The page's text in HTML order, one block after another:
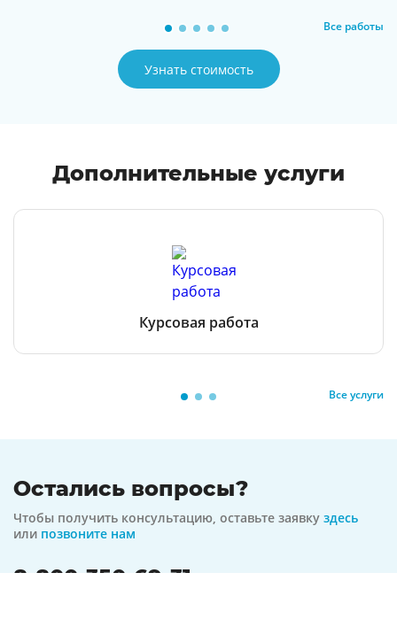
Все работы
Узнать стоимость
Дополнительные услуги
Курсовая работа
Все услуги
Остались вопросы?
Чтобы получить консультацию, оставьте заявку здесь
или позвоните нам
8-800-350-69-31